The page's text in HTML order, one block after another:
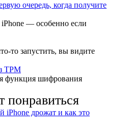
очередь, когда получите
— особенно если
то запустить, вы видите
TPM
функция шифрования
iPhone дрожат и как это